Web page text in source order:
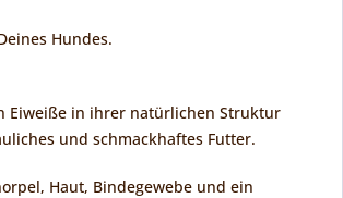
Hundes.
Eiweiße in ihrer natürlichen Struktur
und schmackhaftes Futter.
Haut, Bindegewebe und ein